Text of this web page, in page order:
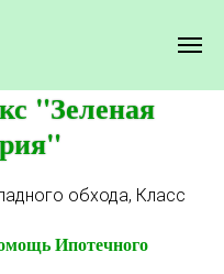
"Зеленая
обхода, Класс
Ипотечного